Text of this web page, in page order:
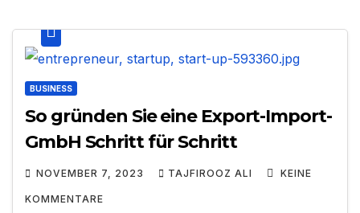
BUSINESS
So gründen Sie eine Export-Import-
GmbH Schritt für Schritt
NOVEMBER 7, 2023 TAJFIROOZ ALI KEINE
KOMMENTARE